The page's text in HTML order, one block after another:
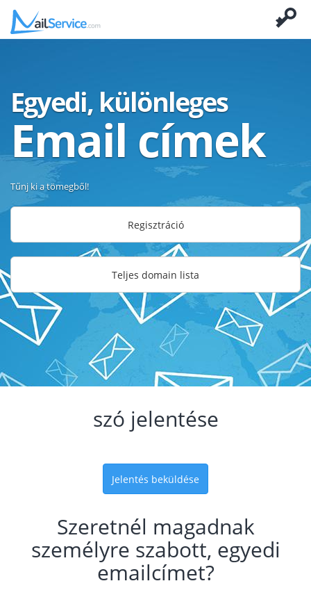
Egyedi, különleges
Email címek
Tűnj ki a tömegből!
Regisztráció
Teljes domain lista
szó jelentése
Jelentés beküldése
Szeretnél magadnak
személyre szabott, egyedi
emailcímet?